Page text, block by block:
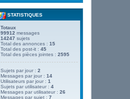
STATISTIQUES
Totaux
99912 messages
14247 sujets
Total des annonces : 15
Total des post-it : 45
Total des pièces jointes : 2595
Sujets par jour : 2
Messages par jour : 14
Utilisateurs par jour : 1
Sujets par utilisateur : 4
Messages par utilisateur : 26
Messages par sujet : 7